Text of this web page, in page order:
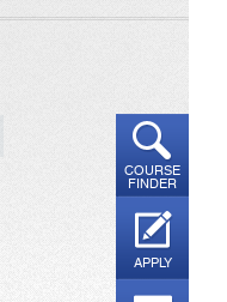
COURSE
FINDER
APPLY